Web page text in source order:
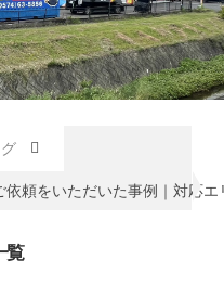
頼をいただいた事例｜対応
覧